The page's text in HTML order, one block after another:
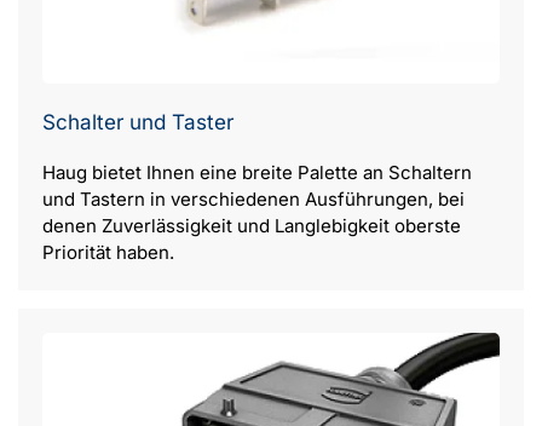
Schalter und Taster
Haug bietet Ihnen eine breite Palette an Schaltern
und Tastern in verschiedenen Ausführungen, bei
denen Zuverlässigkeit und Langlebigkeit oberste
Priorität haben.